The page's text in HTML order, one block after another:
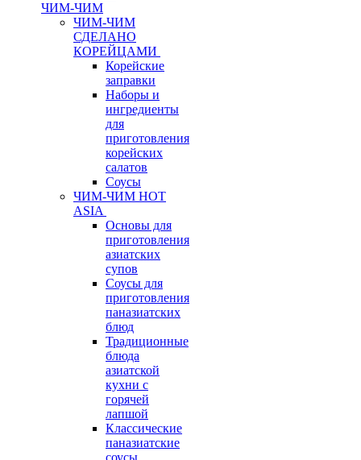
ЧИМ-ЧИМ
ЧИМ-ЧИМ
СДЕЛАНО
КОРЕЙЦАМИ
Корейские
заправки
Наборы и
ингредиенты
для
приготовления
корейских
салатов
Соусы
ЧИМ-ЧИМ HOT
ASIA
Основы для
приготовления
азиатских
супов
Соусы для
приготовления
паназиатских
блюд
Традиционные
блюда
азиатской
кухни с
горячей
лапшой
Классические
паназиатские
соусы